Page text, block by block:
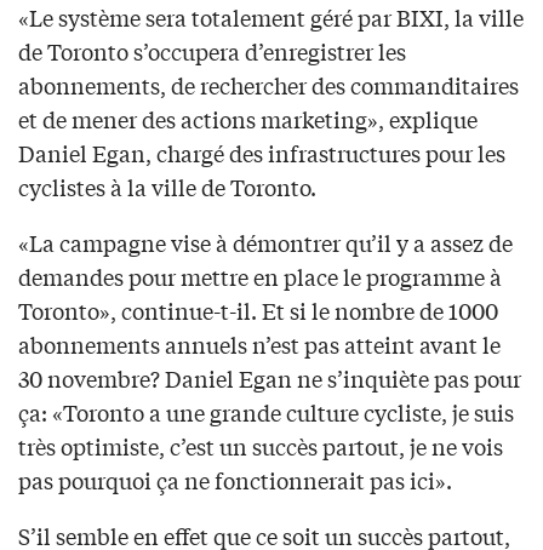
«Le système sera totalement géré par BIXI, la ville
de Toronto s’occupera d’enregistrer les
abonnements, de rechercher des commanditaires
et de mener des actions marketing», explique
Daniel Egan, chargé des infrastructures pour les
cyclistes à la ville de Toronto.
«La campagne vise à démontrer qu’il y a assez de
demandes pour mettre en place le programme à
Toronto», continue-t-il. Et si le nombre de 1000
abonnements annuels n’est pas atteint avant le
30 novembre? Daniel Egan ne s’inquiète pas pour
ça: «Toronto a une grande culture cycliste, je suis
très optimiste, c’est un succès partout, je ne vois
pas pourquoi ça ne fonctionnerait pas ici».
S’il semble en effet que ce soit un succès partout,